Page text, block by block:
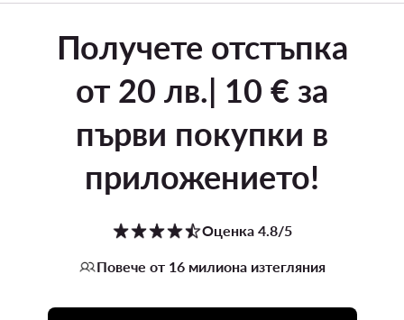
Получете отстъпка
от 20 лв.| 10 € за
първи покупки в
приложението!
Оценка 4.8/5
Повече от 16 милиона изтегляния